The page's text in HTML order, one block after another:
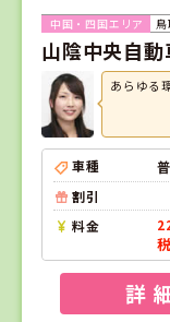
鳥
山陰中央自動
あらゆる
車種
割引
料金
詳